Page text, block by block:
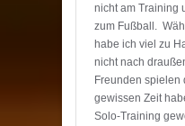
nicht am Training
zum Fußball.
habe ich viel zu
nicht nach
Freunden spielen
gewissen Zeit
Solo-Training